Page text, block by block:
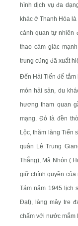
hình dịch vụ đa
khác ở Thanh Hóa
cảnh quan tự nhiên
thao cảm giác
trung cũng đã xuất
Đến Hải Tiến để
món hải sản, du
hương tham quan
mạng. Đó là đền
Lộc, thăm làng Tiến
quân Lê Trung
Thắng), Mã Nhón (
giữ chính quyền của
Tám năm 1945 lịch
Đạt), làng mây tre
chấm với nước mắm